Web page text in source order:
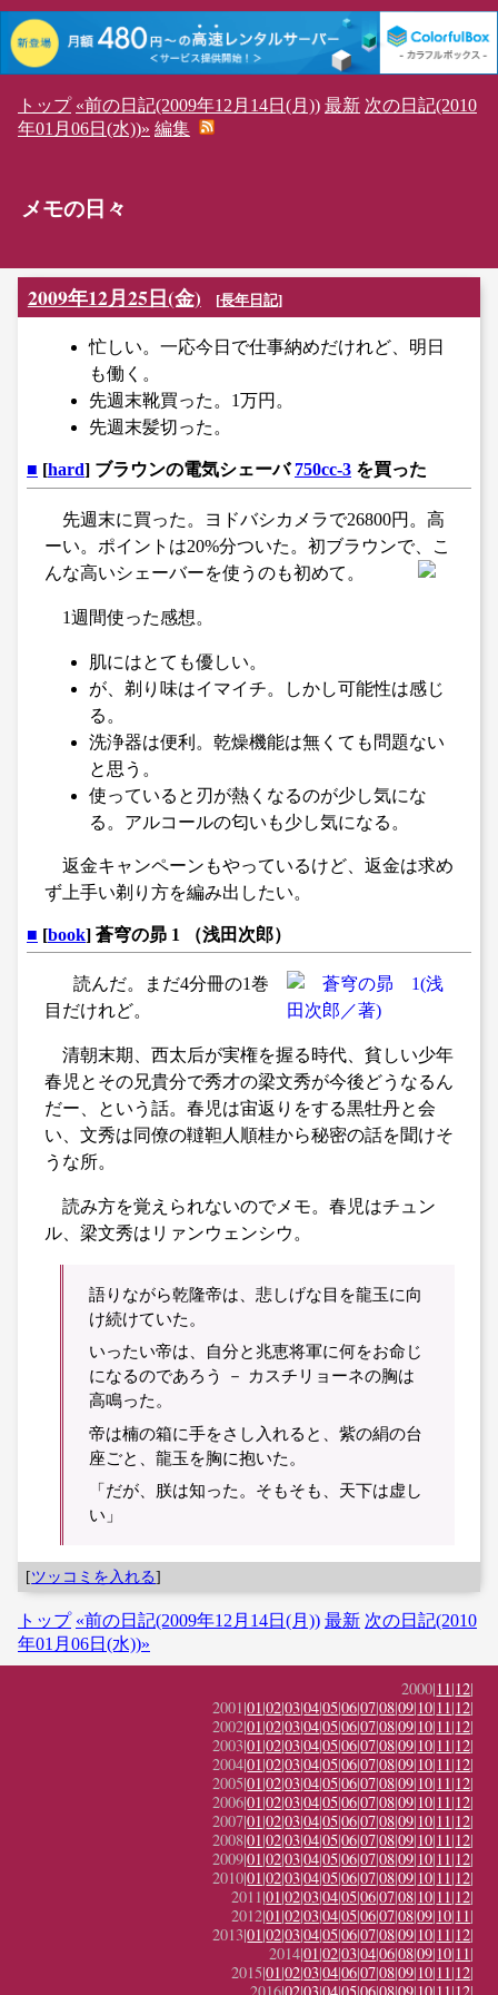
トップ «前の日記(2009年12月14日(月)) 最新 次の日記(2010
年01月06日(水))» 編集
メモの日々
2009年12月25日(金) [長年日記]
忙しい。一応今日で仕事納めだけれど、明日
も働く。
先週末靴買った。1万円。
先週末髪切った。
■ [hard] ブラウンの電気シェーバ 750cc-3 を買った
先週末に買った。ヨドバシカメラで26800円。高
ーい。ポイントは20%分ついた。初ブラウンで、こ
んな高いシェーバーを使うのも初めて。
1週間使った感想。
肌にはとても優しい。
が、剃り味はイマイチ。しかし可能性は感じ
る。
洗浄器は便利。乾燥機能は無くても問題ない
と思う。
使っていると刃が熱くなるのが少し気にな
る。アルコールの匂いも少し気になる。
返金キャンペーンもやっているけど、返金は求め
ず上手い剃り方を編み出したい。
■ [book] 蒼穹の昴 1 （浅田次郎）
読んだ。まだ4分冊の1巻
目だけれど。
清朝末期、西太后が実権を握る時代、貧しい少年
春児とその兄貴分で秀才の梁文秀が今後どうなるん
だー、という話。春児は宙返りをする黒牡丹と会
い、文秀は同僚の韃靼人順桂から秘密の話を聞けそ
うな所。
読み方を覚えられないのでメモ。春児はチュン
ル、梁文秀はリァンウェンシウ。
語りながら乾隆帝は、悲しげな目を龍玉に向
け続けていた。
いったい帝は、自分と兆恵将軍に何をお命じ
になるのであろう － カスチリョーネの胸は
高鳴った。
帝は楠の箱に手をさし入れると、紫の絹の台
座ごと、龍玉を胸に抱いた。
「だが、朕は知った。そもそも、天下は虚し
い」
[ツッコミを入れる]
トップ «前の日記(2009年12月14日(月)) 最新 次の日記(2010
年01月06日(水))»
2000|11|12|
2001|01|02|03|04|05|06|07|08|09|10|11|12|
2002|01|02|03|04|05|06|07|08|09|10|11|12|
2003|01|02|03|04|05|06|07|08|09|10|11|12|
2004|01|02|03|04|05|06|07|08|09|10|11|12|
2005|01|02|03|04|05|06|07|08|09|10|11|12|
2006|01|02|03|04|05|06|07|08|09|10|11|12|
2007|01|02|03|04|05|06|07|08|09|10|11|12|
2008|01|02|03|04|05|06|07|08|09|10|11|12|
2009|01|02|03|04|05|06|07|08|09|10|11|12|
2010|01|02|03|04|05|06|07|08|09|10|11|12|
2011|01|02|03|04|05|06|07|08|10|11|12|
2012|01|02|03|04|05|06|07|08|09|10|11|
2013|01|02|03|04|05|06|07|08|09|10|11|12|
2014|01|02|03|04|06|08|09|10|11|
2015|01|02|03|04|06|07|08|09|10|11|12|